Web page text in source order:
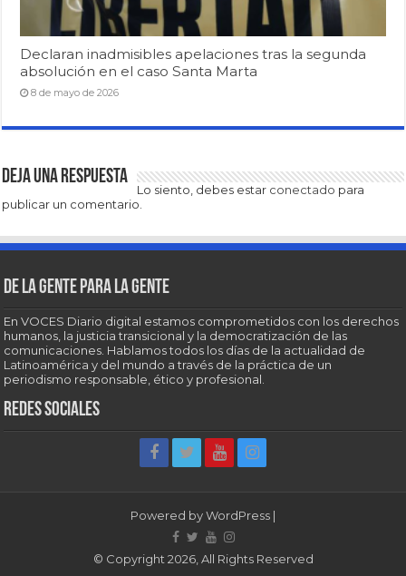
Declaran inadmisibles apelaciones tras la segunda
absolución en el caso Santa Marta
8 de mayo de 2026
Deja una respuesta
Lo siento, debes estar conectado para
publicar un comentario.
De la gente para la gente
En VOCES Diario digital estamos comprometidos con los derechos
humanos, la justicia transicional y la democratización de las
comunicaciones. Hablamos todos los días de la actualidad de
Latinoamérica y del mundo a través de la práctica de un
periodismo responsable, ético y profesional.
Redes sociales
Powered byWordPress |
© Copyright 2026, All Rights Reserved